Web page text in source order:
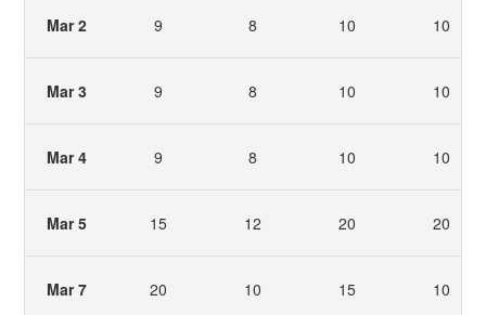
Mar 2 9 8 10 10
Mar 3 9 8 10 10
Mar 4 9 8 10 10
Mar 5 15 12 20 20
Mar 7 20 10 15 10